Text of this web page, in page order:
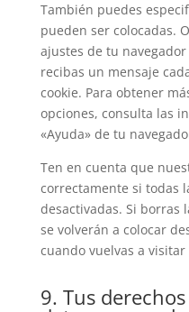
También puedes
pueden ser colocadas.
ajustes de tu
recibas un mensaje
cookie. Para obtener
opciones, consulta las
«Ayuda» de tu
Ten en cuenta que
correctamente si todas
desactivadas. Si borras
se volverán a colocar
cuando vuelvas a
9. Tus